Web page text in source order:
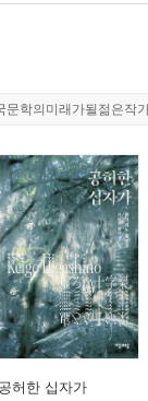
문학의미래가될젊은작
공허한 십자가